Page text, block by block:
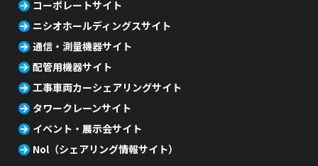
コーポレートサイト
ニシオホールディングスサイト
通信・測量機器サイト
配管用機器サイト
工事車両カーシェアリングサイト
タワークレーンサイト
イベント・展示会サイト
Nol（シェアリング情報サイト）